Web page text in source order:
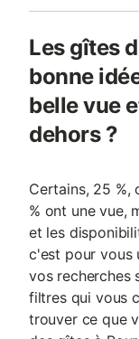
Les gîtes
bonne
belle vue
dehors ?
Certains, 25 %,
% ont une vue,
et les
c'est pour vous
vos recherches
filtres qui vous
trouver ce que